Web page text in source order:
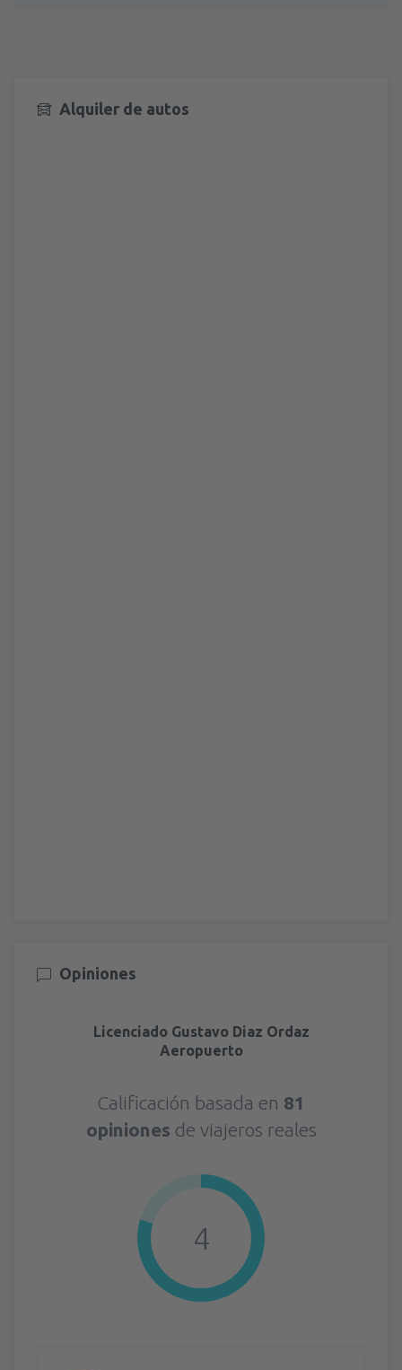
Alquiler de autos
Opiniones
Licenciado Gustavo Diaz Ordaz
Aeropuerto
Calificación basada en 81
opiniones de viajeros reales
4